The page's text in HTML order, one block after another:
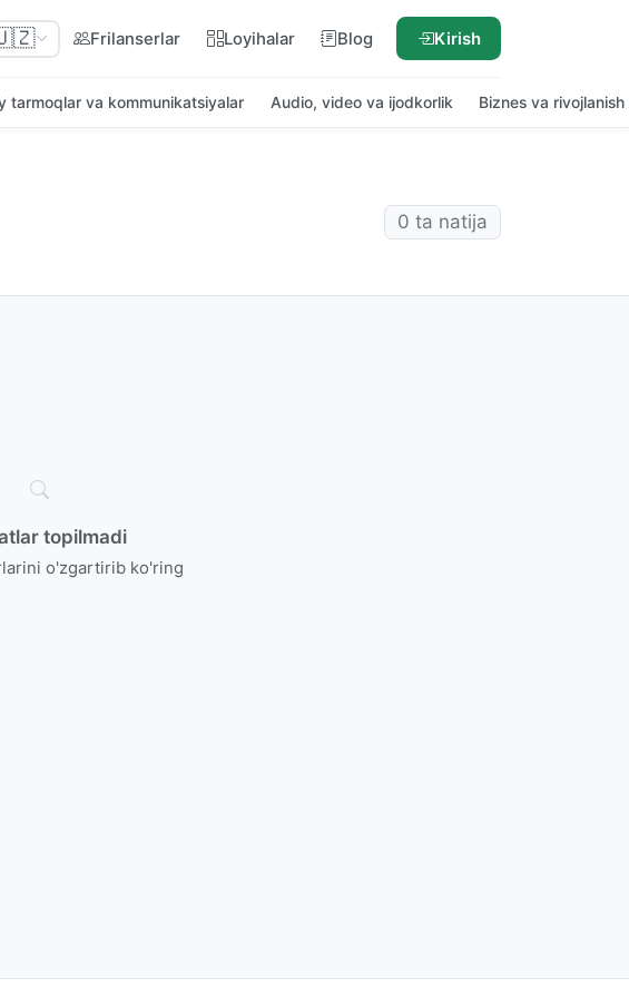
Frilanserlar Loyihalar Blog Kirish
tarmoqlar va kommunikatsiyalar Audio, video va ijodkorlik Biznes va rivojlanish
0 ta natija
topilmadi
o'zgartirib ko'ring